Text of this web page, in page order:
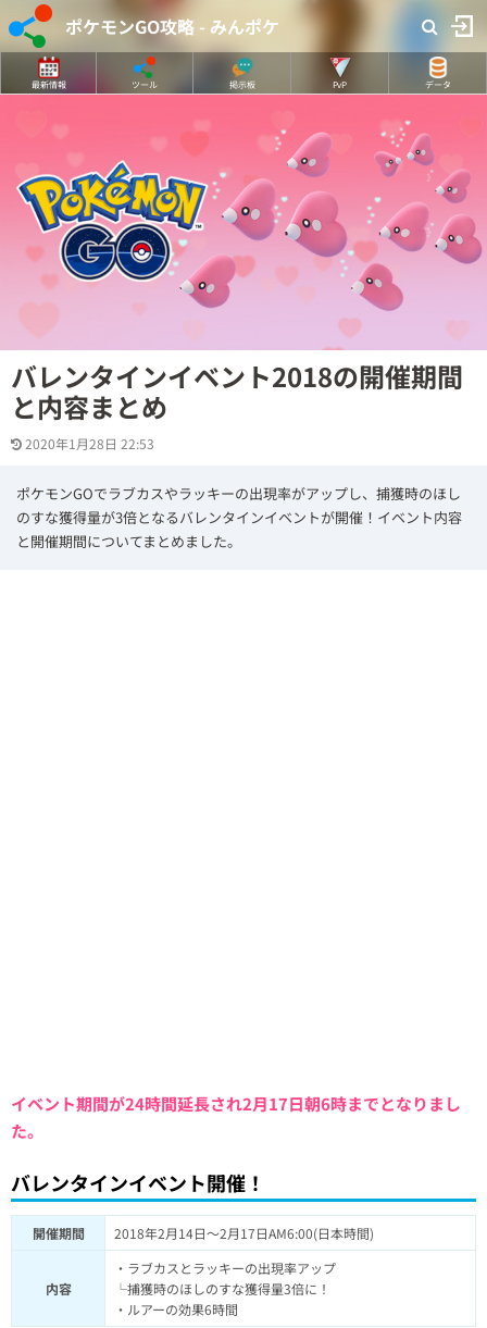
ポケモンGO攻略 - みんポケ
最新情報 ツール 掲示板 PvP データ
バレンタインイベント2018の開催期間
と内容まとめ
2020年1月28日 22:53
ポケモンGOでラブカスやラッキーの出現率がアップし、捕獲時のほし
のすな獲得量が3倍となるバレンタインイベントが開催！イベント内容
と開催期間についてまとめました。
イベント期間が24時間延長され2月17日朝6時までとなりまし
た。
バレンタインイベント開催！
開催期間 2018年2月14日～2月17日AM6:00(日本時間)
内容
・ラブカスとラッキーの出現率アップ
└捕獲時のほしのすな獲得量3倍に！
・ルアーの効果6時間